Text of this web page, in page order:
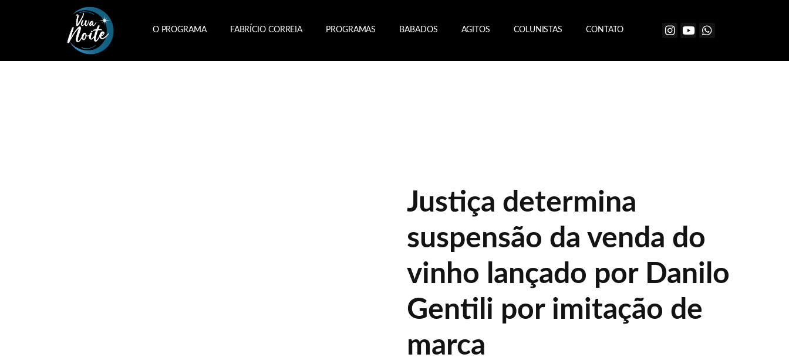
O PROGRAMA FABRÍCIO CORREIA PROGRAMAS BABADOS AGITOS COLUNISTAS CONTATO
Justiça determina
suspensão da venda do
vinho lançado por Danilo
Gentili por imitação de
marca